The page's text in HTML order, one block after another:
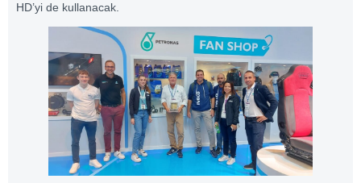
HD’yi de kullanacak.